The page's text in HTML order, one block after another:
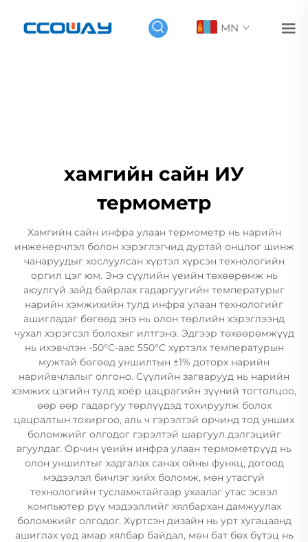
MN
хамгийн сайн ИУ
термометр
Хамгийн сайн инфра улаан термометр нь нарийн
инженерчлэл болон хэрэглэгчид дуртай онцлог шинж
чанаруудыг хослуулсан хүртэл хүрсэн технологийн
оргил цэг юм. Энэ сүүлийн үеийн төхөөрөмж нь
аюулгүй зайд байрлах гадаргуугийн температурыг
нарийн хэмжихийн тулд инфра улаан технологийг
ашигладаг бөгөөд энэ нь олон төрлийн хэрэглээнд
чухал хэрэгсэл болохыг илтгэнэ. Эдгээр төхөөрөмжүүд
нь ихэвчлэн -50°C-аас 550°C хүртэлх температурын
мужтай бөгөөд уншилтын ±1% доторх нарийн
нарийвчлалыг олгоно. Сүүлийн загварууд нь нарийн
хэмжих цэгийн тулд хоёр цацрагийн зүүний тогтолцоо,
өөр өөр гадаргуу төрлүүдэд тохируулж болох
цацралтын тохиргоо, аль ч гэрэлтэй орчинд тод унших
боломжийг олгодог гэрэлтэй шаргуул дэлгэцийг
агуулдаг. Орчин үеийн инфра улаан термометрүүд нь
олон уншилтыг хадгалах санах ойны функц, дотоод
мэдээлэл бичлэг хийх боломж, мөн утасгүй
технологийн тусламжтайгаар ухаалаг утас эсвэл
компьютер рүү мэдээллийг хялбархан дамжуулах
боломжийг олгодог. Хүртсэн дизайн нь урт хугацаанд
ашиглах үед амар хялбар байдал, мөн бат бөх бүтэц нь